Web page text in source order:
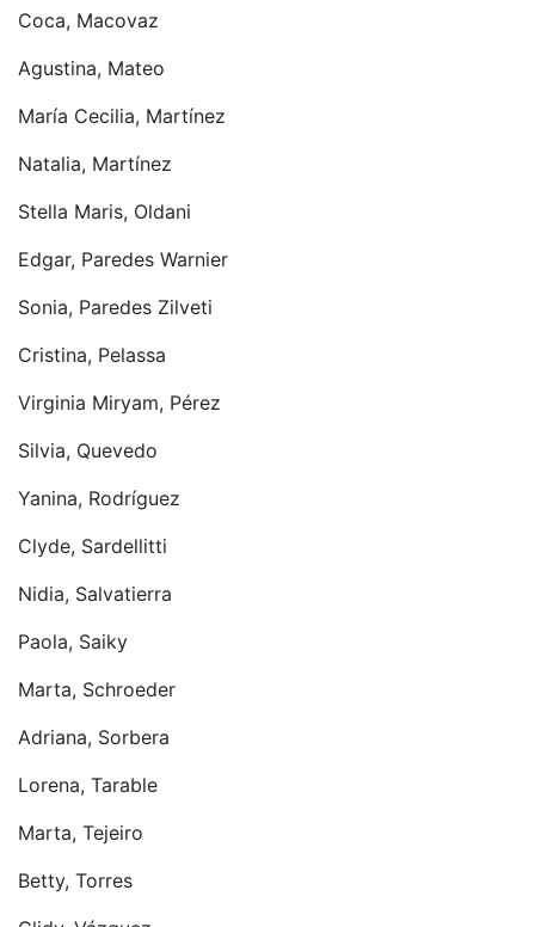
Coca, Macovaz
Agustina, Mateo
María Cecilia, Martínez
Natalia, Martínez
Stella Maris, Oldani
Edgar, Paredes Warnier
Sonia, Paredes Zilveti
Cristina, Pelassa
Virginia Miryam, Pérez
Silvia, Quevedo
Yanina, Rodríguez
Clyde, Sardellitti
Nidia, Salvatierra
Paola, Saiky
Marta, Schroeder
Adriana, Sorbera
Lorena, Tarable
Marta, Tejeiro
Betty, Torres